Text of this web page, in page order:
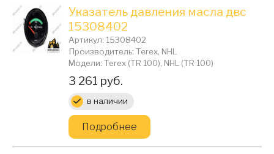
Указатель давления масла двс
15308402
Артикул: 15308402
Производитель: Terex, NHL
Модели: Terex (TR 100), NHL (TR 100)
Цена:
3 261 руб.
в наличии
Подробнее